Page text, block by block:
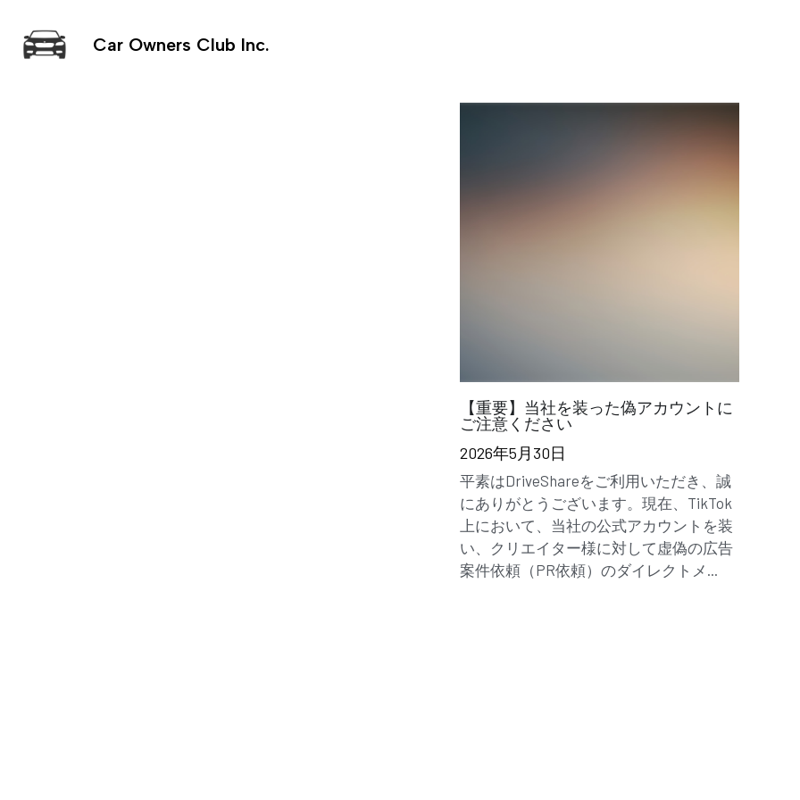
Car Owners Club Inc.
【重要】当社を装った偽アカウントに
ご注意ください
2026年5月30日
平素はDriveShareをご利用いただき、誠
にありがとうございます。現在、TikTok
上において、当社の公式アカウントを装
い、クリエイター様に対して虚偽の広告
案件依頼（PR依頼）のダイレクトメ...